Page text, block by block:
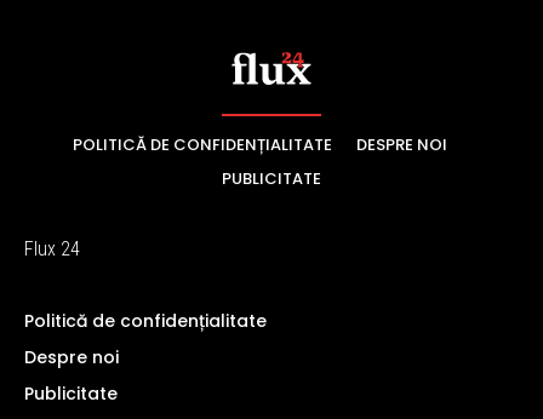
POLITICĂ DE CONFIDENȚIALITATE
DESPRE NOI
PUBLICITATE
Flux 24
Politică de confidențialitate
Despre noi
Publicitate